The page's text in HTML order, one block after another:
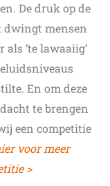
De druk op de
dwingt mensen
‘te lawaaiig’
En om deze
te brengen
een competitie
voor meer
>